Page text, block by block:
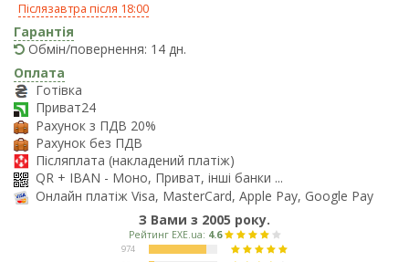
Післязавтра після 18:00
Гарантія
Обмін/повернення: 14 дн.
Оплата
Готівка
Приват24
Рахунок з ПДВ 20%
Рахунок без ПДВ
Післяплата (накладений платіж)
QR + IBAN - Моно, Приват, інші банки ...
Онлайн платіж Visa, MasterCard, Apple Pay, Google Pay
З Вами з 2005 року.